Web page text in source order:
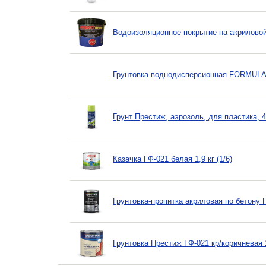
Водоизоляционное покрытие на
Грунтовка воднодисперсионная
Грунт Престиж, аэрозоль, для пластика,
Казачка ГФ-021 белая 1,9 кг (1/6)
Грунтовка-пропитка акриловая по
Грунтовка Престиж ГФ-021 кр/коричневая